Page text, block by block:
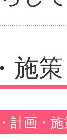
施策
計画・